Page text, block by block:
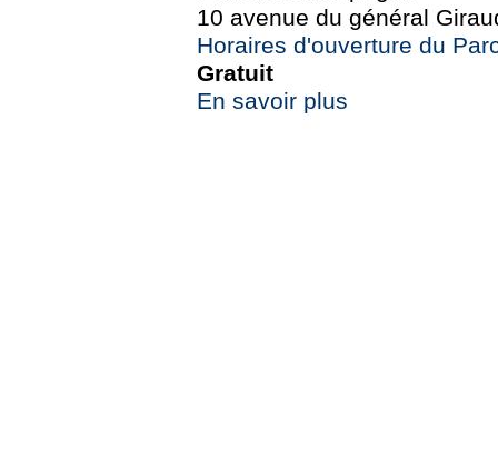
10 avenue du général
Horaires d'ouverture du
Gratuit
En savoir plus